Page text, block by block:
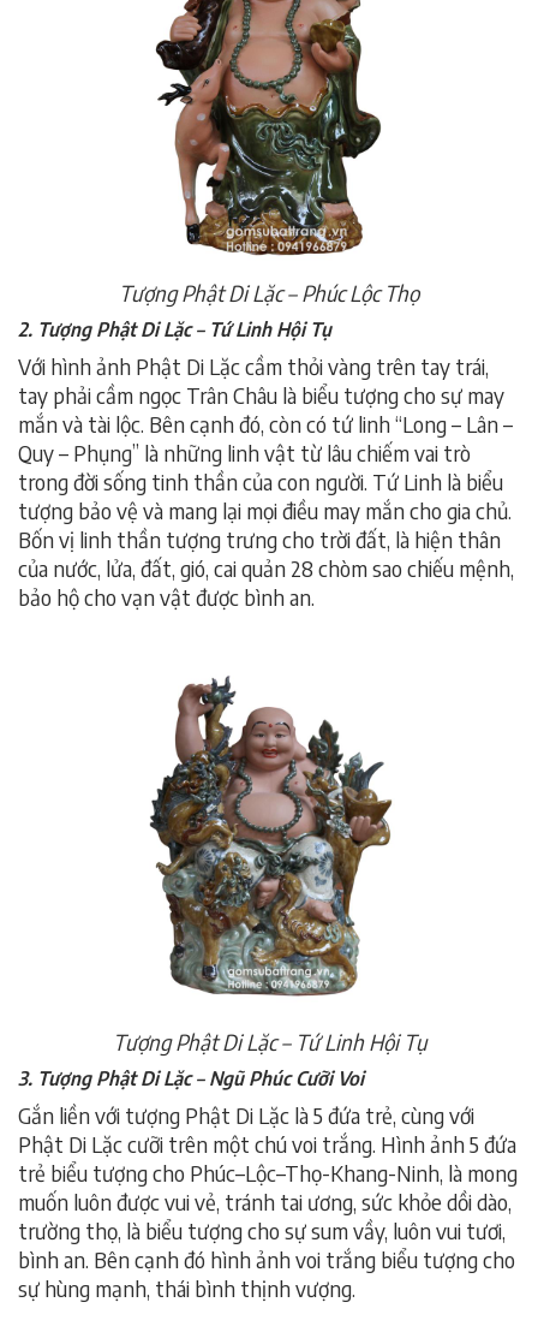
Tượng Phật Di Lặc – Phúc Lộc Thọ
2. Tượng Phật Di Lặc – Tứ Linh Hội Tụ
Với hình ảnh Phật Di Lặc cầm thỏi vàng trên tay trái,
tay phải cầm ngọc Trân Châu là biểu tượng cho sự may
mắn và tài lộc. Bên cạnh đó, còn có tứ linh “Long – Lân –
Quy – Phụng” là những linh vật từ lâu chiếm vai trò
trong đời sống tinh thần của con người. Tứ Linh là biểu
tượng bảo vệ và mang lại mọi điều may mắn cho gia chủ.
Bốn vị linh thần tượng trưng cho trời đất, là hiện thân
của nước, lửa, đất, gió, cai quản 28 chòm sao chiếu mệnh,
bảo hộ cho vạn vật được bình an.
Tượng Phật Di Lặc – Tứ Linh Hội Tụ
3. Tượng Phật Di Lặc – Ngũ Phúc Cưỡi Voi
Gắn liền với tượng Phật Di Lặc là 5 đứa trẻ, cùng với
Phật Di Lặc cưỡi trên một chú voi trắng. Hình ảnh 5 đứa
trẻ biểu tượng cho Phúc–Lộc–Thọ-Khang-Ninh, là mong
muốn luôn được vui vẻ, tránh tai ương, sức khỏe dồi dào,
trường thọ, là biểu tượng cho sự sum vầy, luôn vui tươi,
bình an. Bên cạnh đó hình ảnh voi trắng biểu tượng cho
sự hùng mạnh, thái bình thịnh vượng.